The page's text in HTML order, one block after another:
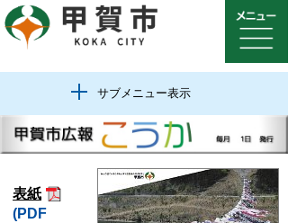
サブメニュー表示
表紙
(PDF